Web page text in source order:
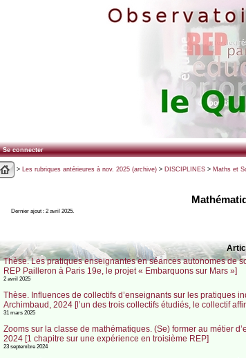
Se connecter
> Les rubriques antérieures à nov. 2025 (archive)> DISCIPLINES> Maths et
Dernier ajout : 2 avril 2025.
Thèse. Les pratiques enseignantes en séances autonomes de
REP Pailleron à Paris 19e, le projet « Embarquons sur Mars »]
2 avril 2025
Thèse. Influences de collectifs d’enseignants sur les pratiques
Archimbaud, 2024 [l’un des trois collectifs étudiés, le collectif
31 mars 2025
Zooms sur la classe de mathématiques. (Se) former au métier
2024 [1 chapitre sur une expérience en troisième REP]
23 septembre 2024